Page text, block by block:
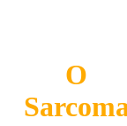
O